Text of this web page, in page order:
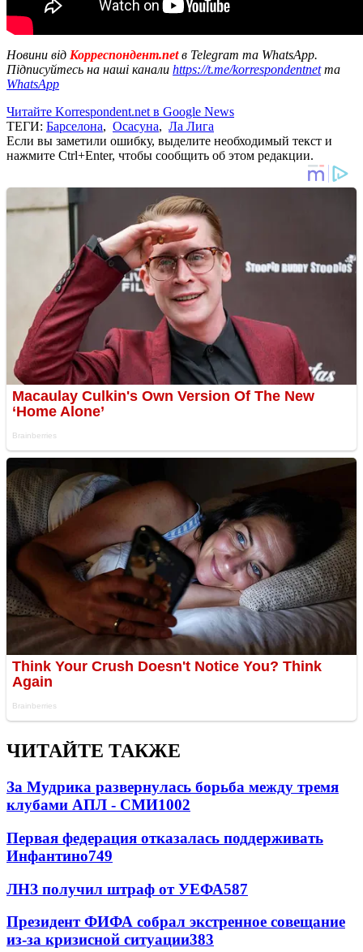
Новини від Корреспондент.netв Telegram та WhatsApp.
Підписуйтесь на наші канали https://t.me/korrespondentnetта
WhatsApp
Читайте Korrespondent.net в Google News
ТЕГИ: Барселона, Осасуна, Ла Лига
Если вы заметили ошибку, выделите необходимый текст и
нажмите Ctrl+Enter, чтобы сообщить об этом редакции.
ЧИТАЙТЕ ТАКЖЕ
За Мудрика развернулась борьба между тремя
клубами АПЛ - СМИ1002
Первая федерация отказалась поддерживать
Инфантино749
ЛНЗ получил штраф от УЕФА587
Президент ФИФА собрал экстренное совещание
из-за кризисной ситуации383